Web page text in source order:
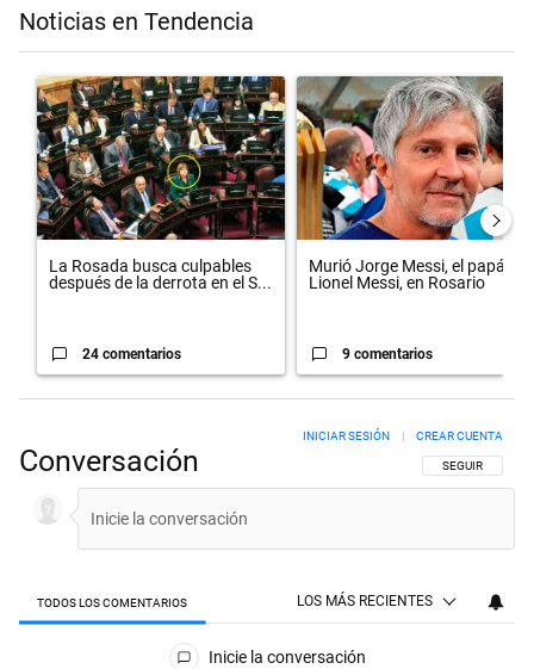
Noticias en Tendencia
Un artículo de tendencia con el título "La Rosada busca culpables
La Rosada busca culpables
después de la derrota en el S...
24 comentarios
Un artículo de tendencia con el
Murió Jorge Messi, el papá de
Lionel Messi, en Rosario
9 comentarios
Conversación SIGA ESTA
SEGUIR
INICIAR SESIÓN | CREAR CUENTA
TODOS LOS COMENTARIOS LOS MÁS RECIENTES
Todos los comentarios
Inicie la conversación